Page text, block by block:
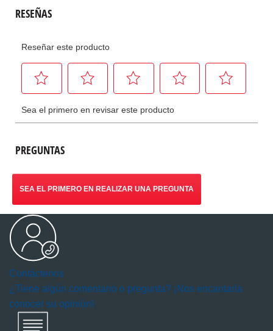
PREGUNTAS
SEA EL PRIMERO EN REALIZAR UNA PREGUNTA
Contáctenos
¿Tiene algún comentario o pregunta? ¡Nos encantaría
conocer su opinión!